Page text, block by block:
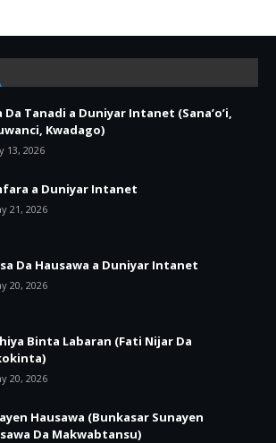
Da Tanadi a Duniyar Intanet (Sana’o’i,
Kwadago)
13, 2026
a Duniyar Intanet
21, 2026
Da Hausawa a Duniyar Intanet
20, 2026
Binta Labaran (Fati Nijar Da
20, 2026
Hausawa (Bunkasar Sunayen
Da Makwabtansu)